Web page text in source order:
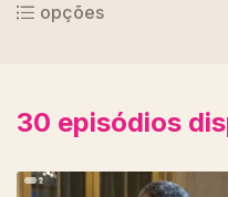
opções
30 episódios